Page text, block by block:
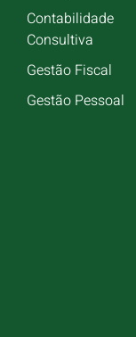
Contabilidade
Consultiva
Gestão Fiscal
Gestão Pessoal